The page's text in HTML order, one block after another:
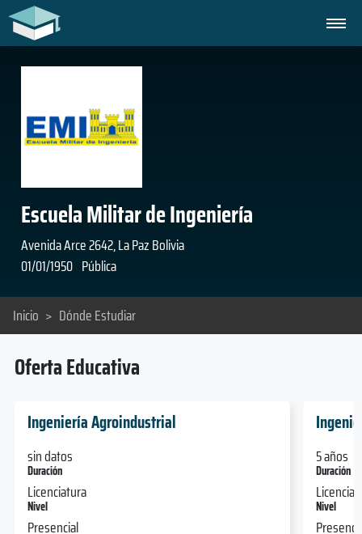
Escuela Militar de Ingeniería
Avenida Arce 2642, La Paz Bolivia
01/01/1950 Pública
Inicio > Dónde Estudiar
Oferta Educativa
Ingeniería Agroindustrial
sin datos
Duración
Licenciatura
Nivel
Presencial
5 años
Duración
Nivel